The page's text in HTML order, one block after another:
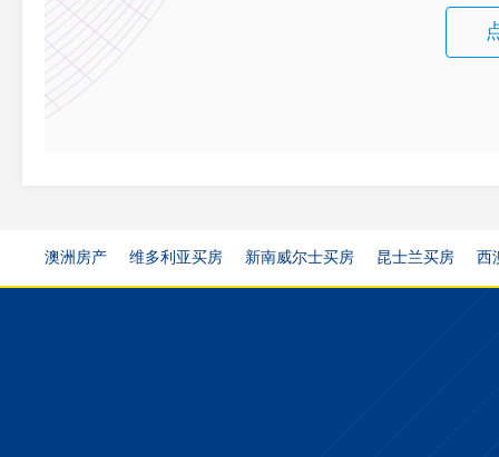
澳洲房产 维多利亚买房 新南威尔士买房 昆士兰买房 西